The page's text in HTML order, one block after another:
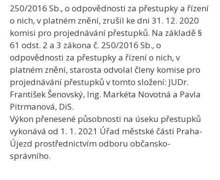
250/2016 Sb., o odpovědnosti za přestupky a řízení
o nich, v platném znění, zrušil ke dni 31. 12. 2020
komisi pro projednávání přestupků. Na základě §
61 odst. 2 a 3 zákona č. 250/2016 Sb., o
odpovědnosti za přestupky a řízení o nich, v
platném znění, starosta odvolal členy komise pro
projednávání přestupků v tomto složení: JUDr.
František Šenovský, Ing. Markéta Novotná a Pavla
Pitrmanová, DiS.
Výkon přenesené působnosti na úseku přestupků
vykonává od 1. 1. 2021 Úřad městské části Praha-
Újezd prostřednictvím odboru občansko-
správního.